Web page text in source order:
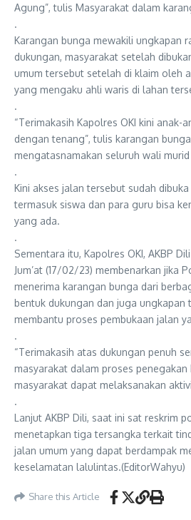
Agung”, tulis Masyarakat dalam
.
Karangan bunga mewakili ungkapan
dukungan, masyarakat setelah
umum tersebut setelah di klaim oleh
yang mengaku ahli waris di lahan
.
“Terimakasih Kapolres OKI kini anak-
dengan tenang”, tulis karangan
mengatasnamakan seluruh wali murid
.
Kini akses jalan tersebut sudah
termasuk siswa dan para guru bisa
yang ada.
.
Sementara itu, Kapolres OKI, AKBP
Jum’at (17/02/23) membenarkan jika
menerima karangan bunga dari
bentuk dukungan dan juga ungkapan
membantu proses pembukaan jalan
.
“Terimakasih atas dukungan penuh
masyarakat dalam proses penegakan
masyarakat dapat melaksanakan
.
Lanjut AKBP Dili, saat ini sat reskrim
menetapkan tiga tersangka terkait
jalan umum yang dapat berdampak
keselamatan lalulintas.(EditorWahyu)
Share this Article